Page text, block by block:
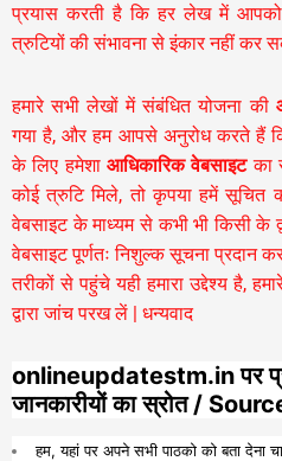
प्रयास करती है कि हर लेख में
त्रुटियों की संभावना से इंकार नहीं कर
हमारे सभी लेखों में संबंधित योजना की
गया है, और हम आपसे अनुरोध करते हैं
के लिए हमेशा आधिकारिक वेबसाइटका
कोई त्रुटि मिले, तो कृपया हमें
वेबसाइट के माध्यम से कभी भी किसी के
वेबसाइट पूर्णतः निशुल्क सूचना प्रदान
तरीकों से पहुंचे यही हमारा उद्देश्य है,
द्वारा जांच परख लें | धन्यवाद
onlineupdatestm.in पर
जानकारीयों का स्रोत /
हम, यहां पर अपने सभी पाठको को बता देना